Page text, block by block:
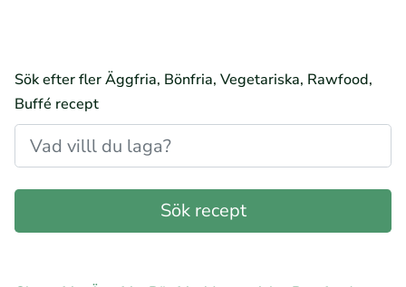
Sök efter fler Äggfria, Bönfria, Vegetariska, Rawfood,
Buffé recept